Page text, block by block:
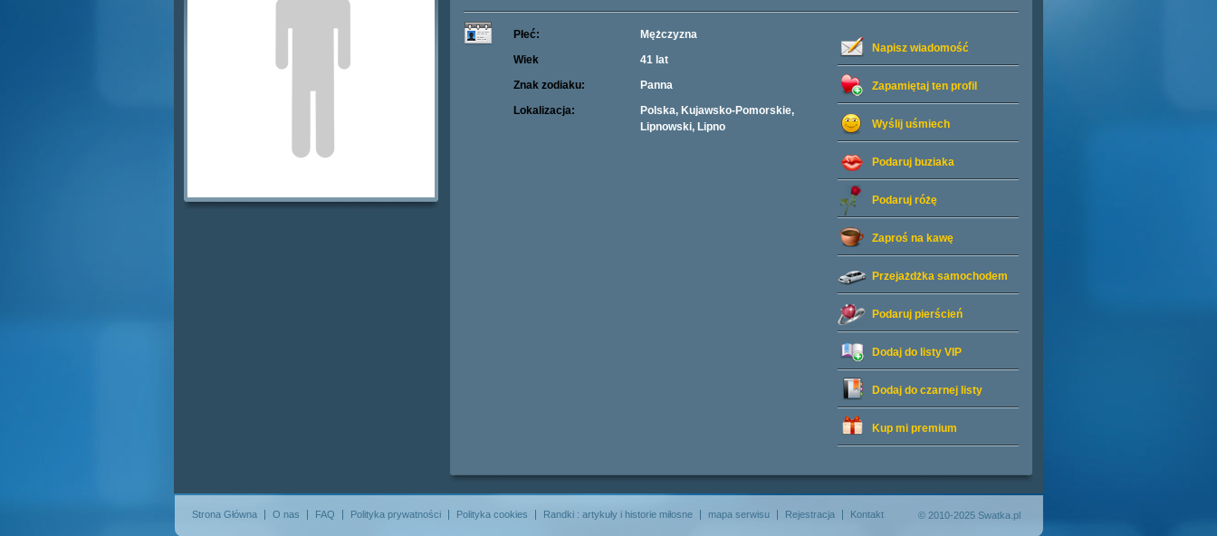
Napisz wiadomość
Zapamiętaj ten profil
Wyślij uśmiech
Podaruj buziaka
Podaruj różę
Zaproś na kawę
Przejażdżka samochodem
Podaruj pierścień
Dodaj do listy VIP
Dodaj do czarnej listy
Kup mi premium
Płeć:
Mężczyzna
Wiek
41 lat
Znak zodiaku:
Panna
Lokalizacja:
Polska, Kujawsko-Pomorskie,
Lipnowski, Lipno
Strona Główna O nas FAQ Polityka prywatności Polityka cookies Randki : artykuły i historie miłosne mapa serwisu Rejestracja Kontakt © 2010-2025 Swatka.pl